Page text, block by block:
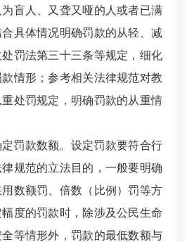
盲人、又聋又哑的人或者已满
具体情况明确罚款的从轻、减
罚法第三十三条等规定，细化
情形；参考相关法律规范对教
处罚规定，明确罚款的从重情
罚款数额。 设定罚款要符合行
规范的立法目的，一般要明确
数额罚、倍数（比例）罚等方
度的罚款时，除涉及公民生命
等情形外，罚款的最低数额与